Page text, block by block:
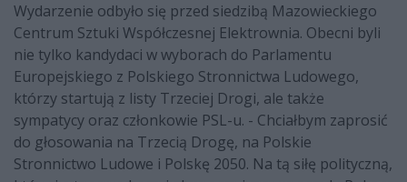
Wydarzenie odbyło się przed siedzibą Mazowieckiego
Centrum Sztuki Współczesnej Elektrownia. Obecni byli
nie tylko kandydaci w wyborach do Parlamentu
Europejskiego z Polskiego Stronnictwa Ludowego,
którzy startują z listy Trzeciej Drogi, ale także
sympatycy oraz członkowie PSL-u. - Chciałbym zaprosić
do głosowania na Trzecią Drogę, na Polskie
Stronnictwo Ludowe i Polskę 2050. Na tą siłę polityczną,